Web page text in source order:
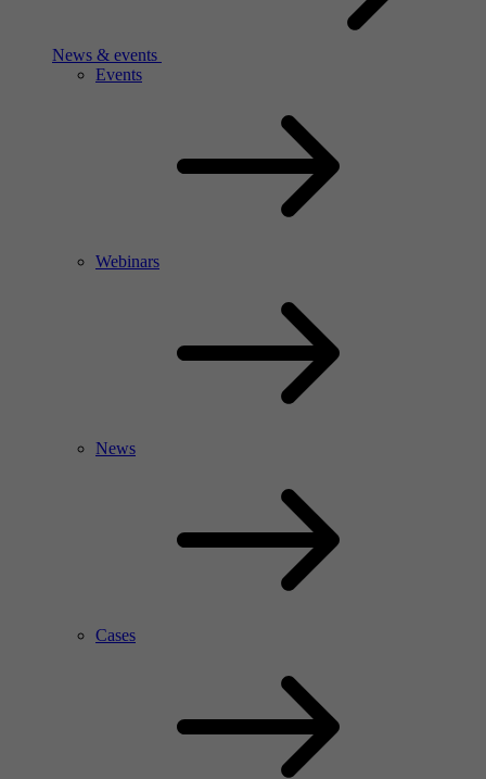
News & events
Events
Webinars
News
Cases